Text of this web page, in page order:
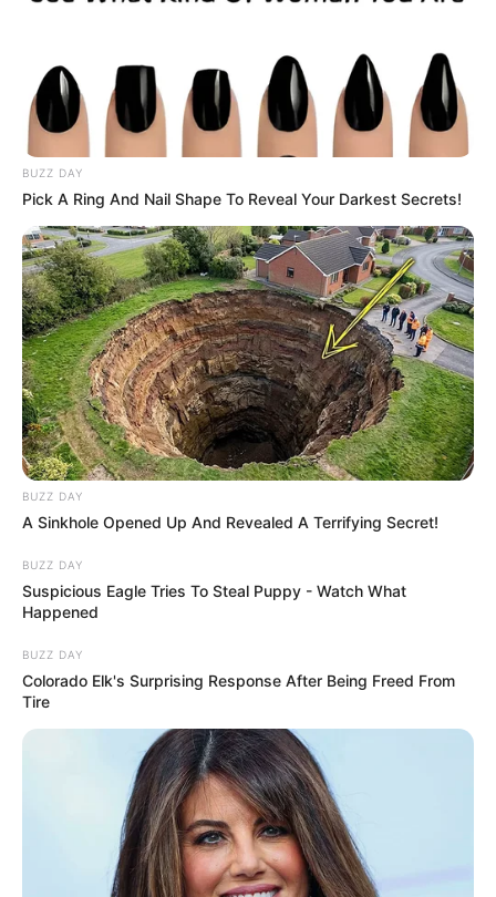
BUZZ DAY
Pick A Ring And Nail Shape To Reveal Your Darkest Secrets!
BUZZ DAY
A Sinkhole Opened Up And Revealed A Terrifying Secret!
BUZZ DAY
Suspicious Eagle Tries To Steal Puppy - Watch What
Happened
BUZZ DAY
Colorado Elk's Surprising Response After Being Freed From
Tire